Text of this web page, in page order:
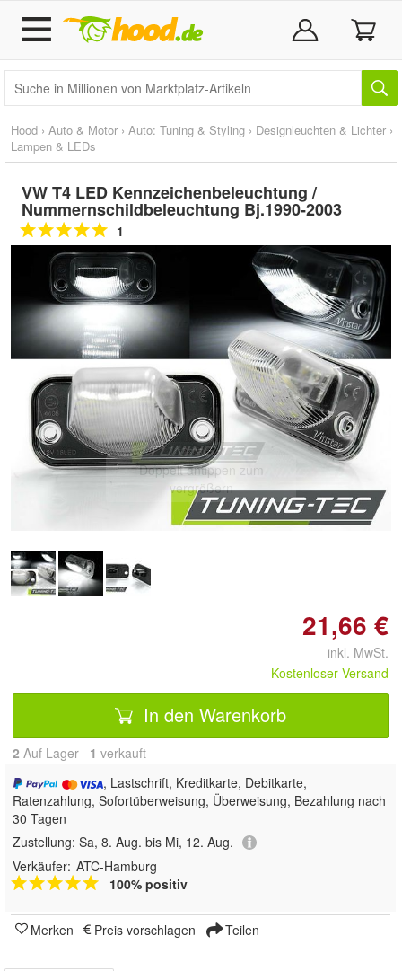
Hood › Auto & Motor › Auto: Tuning & Styling › Designleuchten & Lichter ›
Lampen & LEDs
VW T4 LED Kennzeichenbeleuchtung /
Nummernschildbeleuchtung Bj.1990-2003
1
Doppelt antippen zum
vergrößern
21,66 €
inkl. MwSt.
Kostenloser Versand
In den Warenkorb
2 Auf Lager 1 verkauft
, Lastschrift, Kreditkarte, Debitkarte,
Ratenzahlung, Sofortüberweisung, Überweisung, Bezahlung nach
30 Tagen
Zustellung: Sa, 8. Aug. bis Mi, 12. Aug.
Verkäufer: ATC-Hamburg
100% positiv
Merken Preis vorschlagen Teilen